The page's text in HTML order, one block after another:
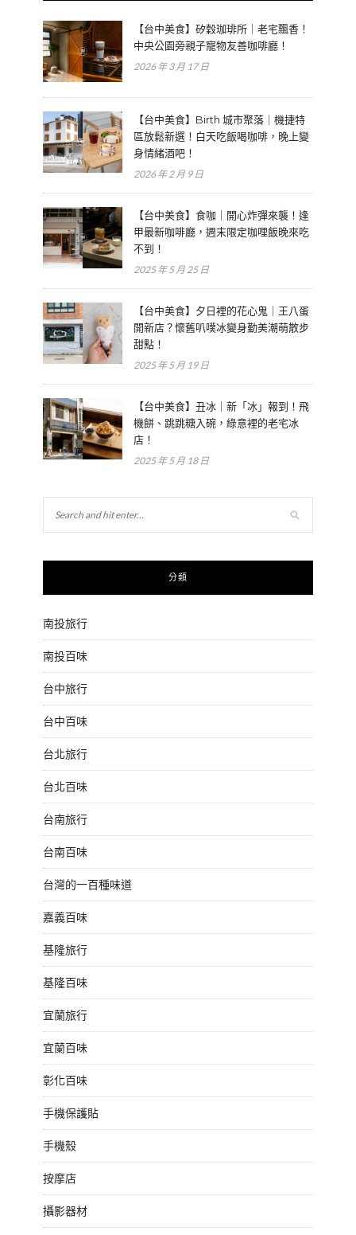
【台中美食】矽穀珈琲所｜老宅飄香！
中央公園旁親子寵物友善咖啡廳！
2026 年 3 月 17 日
【台中美食】Birth 城市聚落｜機捷特
區放鬆新選！白天吃飯喝咖啡，晚上變
身情緒酒吧！
2026 年 2 月 9 日
【台中美食】食咖｜開心炸彈來襲！逢
甲最新咖啡廳，週末限定咖哩飯晚來吃
不到！
2025 年 5 月 25 日
【台中美食】夕日裡的花心鬼｜王八蛋
開新店？懷舊叭噗冰變身勤美潮萌散步
甜點！
2025 年 5 月 19 日
【台中美食】丑冰｜新「冰」報到！飛
機餅、跳跳糖入碗，綠意裡的老宅冰
店！
2025 年 5 月 18 日
分類
南投旅行
南投百味
台中旅行
台中百味
台北旅行
台北百味
台南旅行
台南百味
台灣的一百種味道
嘉義百味
基隆旅行
基隆百味
宜蘭旅行
宜蘭百味
彰化百味
手機保護貼
手機殼
按摩店
攝影器材